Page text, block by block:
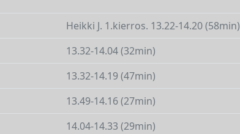
Heikki J. 1.kierros. 13.22-14.20 (58min)
13.32-14.04 (32min)
13.32-14.19 (47min)
13.49-14.16 (27min)
14.04-14.33 (29min)